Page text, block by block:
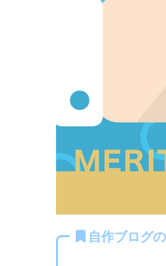
自作ブログ